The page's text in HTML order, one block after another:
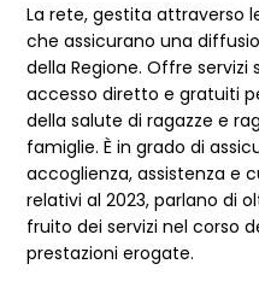
La rete, gestita attraverso
che assicurano una
della Regione. Offre
accesso diretto e gratuiti
della salute di ragazze e
famiglie. È in grado di
accoglienza, assistenza e
relativi al 2023, parlano di
fruito dei servizi nel corso
prestazioni erogate.